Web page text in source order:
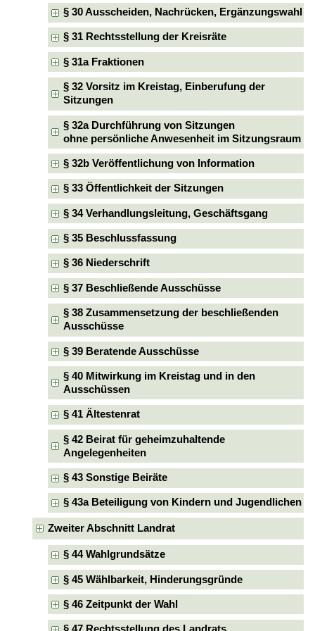
§ 30 Ausscheiden, Nachrücken, Ergänzungswahl
§ 31 Rechtsstellung der Kreisräte
§ 31a Fraktionen
§ 32 Vorsitz im Kreistag, Einberufung der
Sitzungen
§ 32a Durchführung von Sitzungen
ohne persönliche Anwesenheit im Sitzungsraum
§ 32b Veröffentlichung von Information
§ 33 Öffentlichkeit der Sitzungen
§ 34 Verhandlungsleitung, Geschäftsgang
§ 35 Beschlussfassung
§ 36 Niederschrift
§ 37 Beschließende Ausschüsse
§ 38 Zusammensetzung der beschließenden
Ausschüsse
§ 39 Beratende Ausschüsse
§ 40 Mitwirkung im Kreistag und in den
Ausschüssen
§ 41 Ältestenrat
§ 42 Beirat für geheimzuhaltende
Angelegenheiten
§ 43 Sonstige Beiräte
§ 43a Beteiligung von Kindern und Jugendlichen
Zweiter Abschnitt Landrat
§ 44 Wahlgrundsätze
§ 45 Wählbarkeit, Hinderungsgründe
§ 46 Zeitpunkt der Wahl